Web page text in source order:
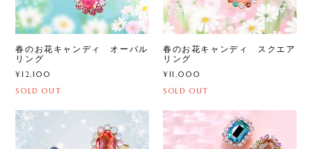
春のお花キャンディ オーバル
リング
¥12,100
SOLD OUT
春のお花キャンディ スクエア
リング
¥11,000
SOLD OUT